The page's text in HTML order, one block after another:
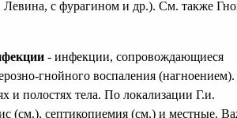
с фурагином и др.). См. также
- инфекции, сопровождающиеся
гнойного воспаления (нагноением).
и полостях тела. По локализации Г.и.
(см.), септикопиемия (см.) и местные.